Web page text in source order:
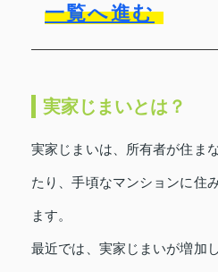
一覧へ進む
実家じまいとは？
実家じまいは、所有者が住ま
たり、手頃なマンションに住
ます。
最近では、実家じまいが増加